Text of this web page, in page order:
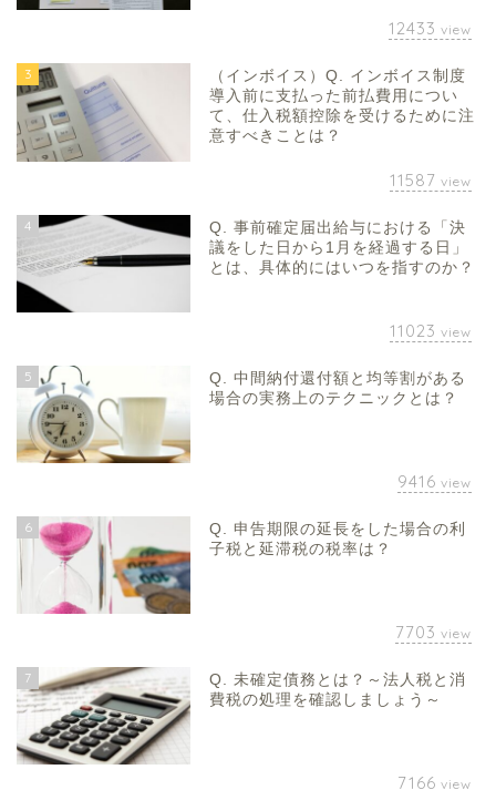
12433 view
3
（インボイス）Q. インボイス制度
導入前に支払った前払費用につい
て、仕入税額控除を受けるために注
意すべきことは？
11587 view
4
Q. 事前確定届出給与における「決
議をした日から1月を経過する日」
とは、具体的にはいつを指すのか？
11023 view
5
Q. 中間納付還付額と均等割がある
場合の実務上のテクニックとは？
9416 view
6
Q. 申告期限の延長をした場合の利
子税と延滞税の税率は？
7703 view
7
Q. 未確定債務とは？～法人税と消
費税の処理を確認しましょう～
7166 view